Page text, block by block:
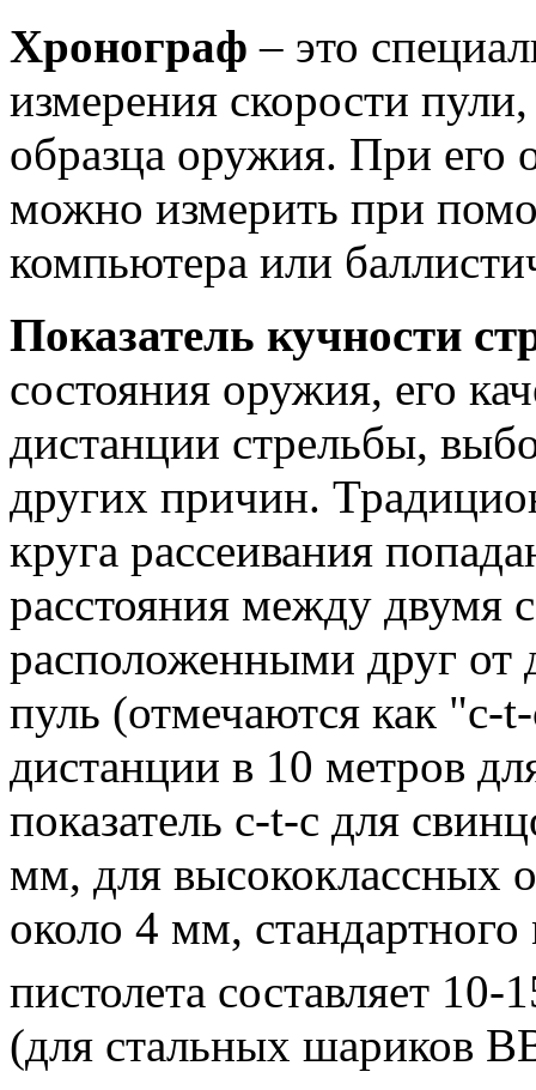
Хронограф – это
измерения скорости
образца оружия. При его
можно измерить при
компьютера или
Показатель кучности
состояния оружия, его
дистанции стрельбы,
других причин.
круга рассеивания
расстояния между двумя
расположенными друг от
пуль (отмечаются как "c-
дистанции в 10 метров
показатель c-t-c для
мм, для высококлассных
около 4 мм,
пистолета составляет
(для стальных шариков